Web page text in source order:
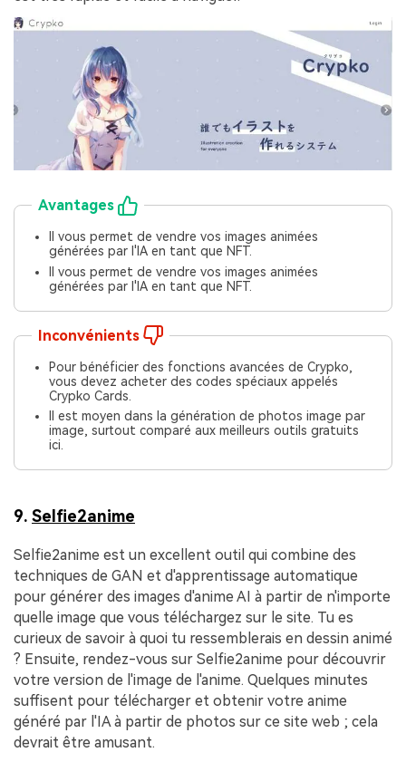
Avantages
Il vous permet de vendre vos images animées
générées par l'IA en tant que NFT.
Il vous permet de vendre vos images animées
générées par l'IA en tant que NFT.
Inconvénients
Pour bénéficier des fonctions avancées de Crypko,
vous devez acheter des codes spéciaux appelés
Crypko Cards.
Il est moyen dans la génération de photos image par
image, surtout comparé aux meilleurs outils gratuits
ici.
9. Selfie2anime
Selfie2anime est un excellent outil qui combine des
techniques de GAN et d'apprentissage automatique
pour générer des images d'anime AI à partir de n'importe
quelle image que vous téléchargez sur le site. Tu es
curieux de savoir à quoi tu ressemblerais en dessin animé
? Ensuite, rendez-vous sur Selfie2anime pour découvrir
votre version de l'image de l'anime. Quelques minutes
suffisent pour télécharger et obtenir votre anime
généré par l'IA à partir de photos sur ce site web ; cela
devrait être amusant.